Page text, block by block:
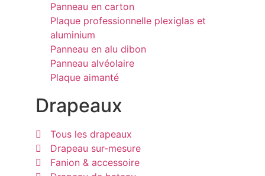
Panneau en carton
Plaque professionnelle plexiglas et
aluminium
Panneau en alu dibon
Panneau alvéolaire
Plaque aimanté
Drapeaux
Tous les drapeaux
Drapeau sur-mesure
Fanion & accessoire